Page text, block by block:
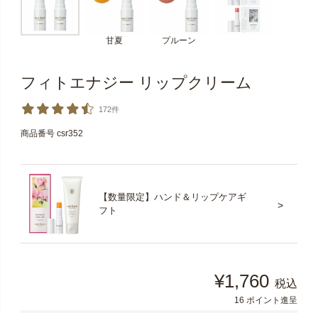
甘夏 プルーン
フィトエナジー リップクリーム
172件
商品番号 csr352
【数量限定】 ハンド＆リップケアギ
フト
¥1,760 税込
16 ポイント進呈